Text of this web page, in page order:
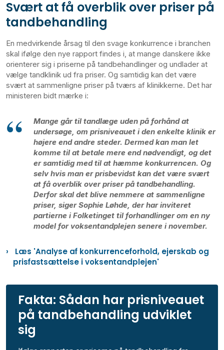
Svært at få overblik over priser på
tandbehandling
En medvirkende årsag til den svage konkurrence i branchen
skal ifølge den nye rapport findes i, at mange danskere ikke
orienterer sig i priserne på tandbehandlinger og undlader at
vælge tandklinik ud fra priser. Og samtidig kan det være
svært at sammenligne priser på tværs af klinikkerne. Det har
ministeren bidt mærke i:
Mange går til tandlæge uden på forhånd at
undersøge, om prisniveauet i den enkelte klinik er
højere end andre steder. Dermed kan man let
komme til at betale mere end nødvendigt, og det
er samtidig med til at hæmme konkurrencen. Og
selv hvis man er prisbevidst kan det være svært
at få overblik over priser på tandbehandling.
Derfor skal det blive nemmere at sammenligne
priser, siger Sophie Løhde, der har inviteret
partierne i Folketinget til forhandlinger om en ny
model for voksentandplejen senere i november.
Læs 'Analyse af konkurrenceforhold, ejerskab og
prisfastsættelse i voksentandplejen'
Fakta: Sådan har prisniveauet
på tandbehandling udviklet
sig